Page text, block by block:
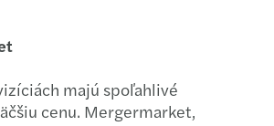
majú spoľahlivé
cenu. Mergermarket,